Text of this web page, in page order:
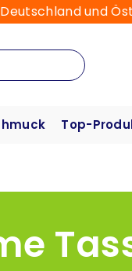
und
Top-